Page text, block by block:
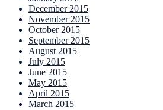
December 2015
November 2015
October 2015
September 2015
August 2015
July 2015
June 2015
May 2015
April 2015
March 2015